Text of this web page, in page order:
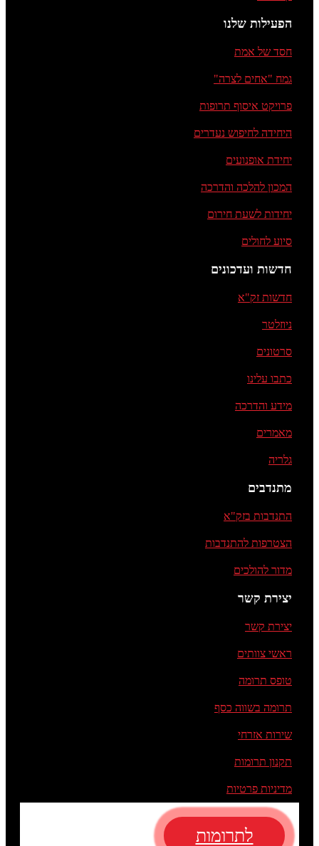
הפעילות שלנו
חסד של אמת
גמח "אחים לצרה"
פרויקט איסוף תרופות
היחידה לחיפוש נעדרים
יחידת אופנועים
המכון להלכה והדרכה
יחידות לשעת חירום
סיוע לחולים
חדשות ועדכונים
חדשות זק"א
ניוזלטר
סרטונים
כתבו עלינו
מידע והדרכה
מאמרים
גלריה
מתנדבים
התנדבות בזק"א
הצטרפות להתנדבות
מדור להולכים
יצירת קשר
יצירת קשר
ראשי צוותים
טופס תרומה
תרומה בשווה כסף
שירות אזרחי
תקנון תרומות
מדיניות פרטיות
לתרומות